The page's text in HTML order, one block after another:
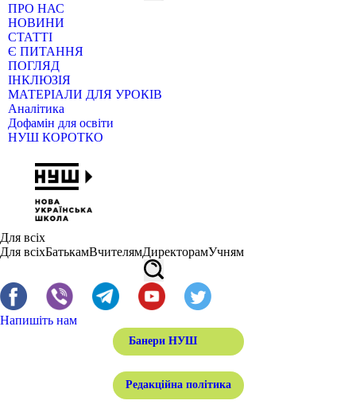
ПРО НАС
НОВИНИ
СТАТТІ
Є ПИТАННЯ
ПОГЛЯД
ІНКЛЮЗІЯ
МАТЕРІАЛИ ДЛЯ УРОКІВ
Аналітика
Дофамін для освіти
НУШ КОРОТКО
Для всіх
Для всіхБатькамВчителямДиректорамУчням
Напишіть нам
Банери НУШ
Редакційна політика